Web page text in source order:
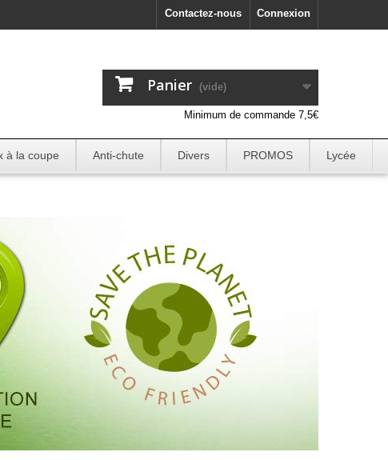
Connexion
Contactez-nous
Panier (vide)
Minimum de commande 7,5€
à la coupe Anti-chute Divers PROMOS Lycée